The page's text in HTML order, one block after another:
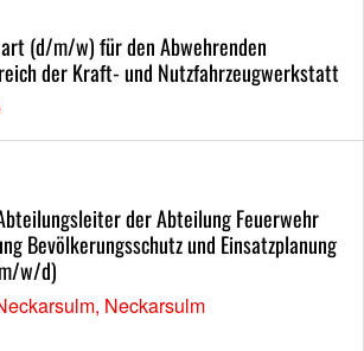
(d/m/w) für den Abwehrenden
der Kraft- und Nutzfahrzeugwerkstatt
der Abteilung Feuerwehr
Bevölkerungsschutz und Einsatzplanung
w/d)
Neckarsulm